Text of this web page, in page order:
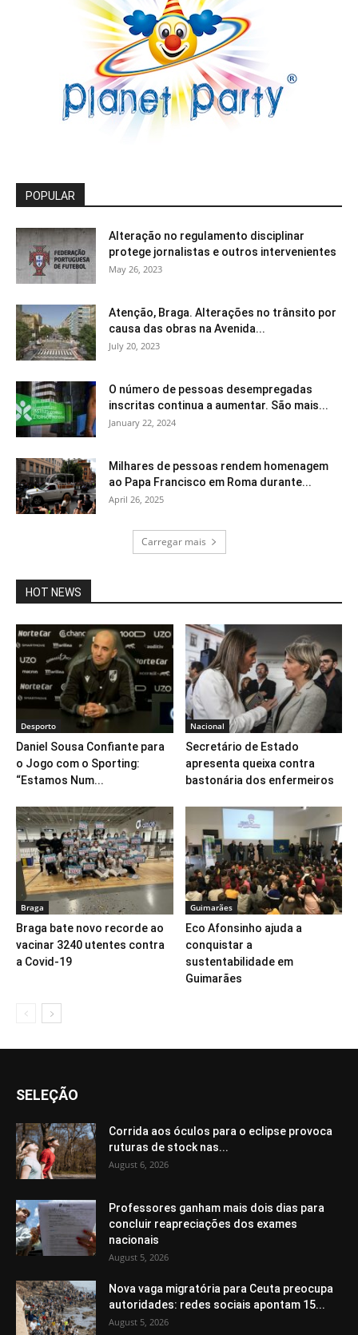
POPULAR
Alteração no regulamento disciplinar
protege jornalistas e outros intervenientes
May 26, 2023
Atenção, Braga. Alterações no trânsito por
causa das obras na Avenida...
July 20, 2023
O número de pessoas desempregadas
inscritas continua a aumentar. São mais...
January 22, 2024
Milhares de pessoas rendem homenagem
ao Papa Francisco em Roma durante...
April 26, 2025
Carregar mais
HOT NEWS
Desporto
Daniel Sousa Confiante para
o Jogo com o Sporting:
“Estamos Num...
Nacional
Secretário de Estado
apresenta queixa contra
bastonária dos enfermeiros
Braga
Braga bate novo recorde ao
vacinar 3240 utentes contra
a Covid-19
Guimarães
Eco Afonsinho ajuda a
conquistar a
sustentabilidade em
Guimarães
SELEÇÃO
Corrida aos óculos para o eclipse provoca
ruturas de stock nas...
August 6, 2026
Professores ganham mais dois dias para
concluir reapreciações dos exames
nacionais
August 5, 2026
Nova vaga migratória para Ceuta preocupa
autoridades: redes sociais apontam 15...
August 5, 2026